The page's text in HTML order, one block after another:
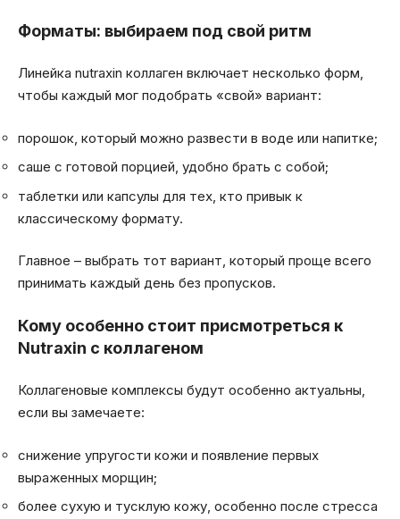
Форматы: выбираем под свой ритм
Линейка nutraxin коллаген включает несколько форм,
чтобы каждый мог подобрать «свой» вариант:
порошок, который можно развести в воде или напитке;
саше с готовой порцией, удобно брать с собой;
таблетки или капсулы для тех, кто привык к
классическому формату.
Главное – выбрать тот вариант, который проще всего
принимать каждый день без пропусков.
Кому особенно стоит присмотреться к
Nutraxin с коллагеном
Коллагеновые комплексы будут особенно актуальны,
если вы замечаете:
снижение упругости кожи и появление первых
выраженных морщин;
более сухую и тусклую кожу, особенно после стресса